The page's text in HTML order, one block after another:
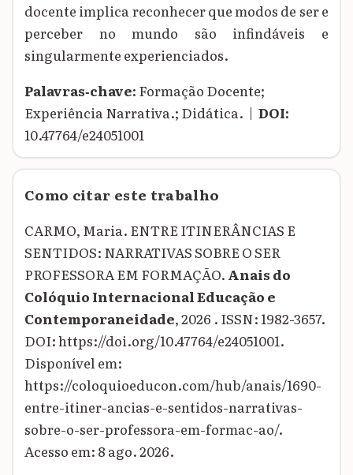
docente implica reconhecer que modos de ser e
perceber no mundo são infindáveis e
singularmente experienciados.
Palavras‑chave: Formação Docente;
Experiência Narrativa.; Didática. | DOI:
10.47764/e24051001
Como citar este trabalho
CARMO, Maria. ENTRE ITINERÂNCIAS E
SENTIDOS: NARRATIVAS SOBRE O SER
PROFESSORA EM FORMAÇÃO. Anais do
Colóquio Internacional Educação e
Contemporaneidade, 2026 . ISSN: 1982-3657.
DOI: https://doi.org/10.47764/e24051001.
Disponível em:
https://coloquioeducon.com/hub/anais/1690-
entre-itiner-ancias-e-sentidos-narrativas-
sobre-o-ser-professora-em-formac-ao/.
Acesso em: 8 ago. 2026.